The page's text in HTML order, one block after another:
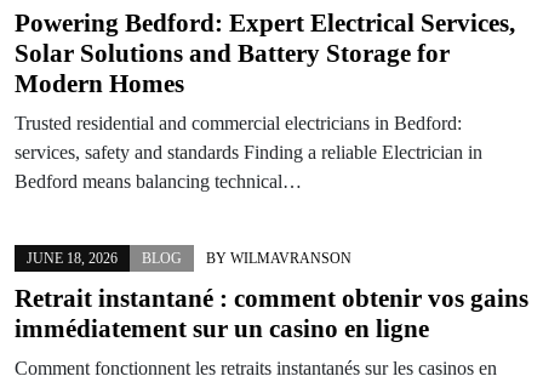
Powering Bedford: Expert Electrical Services,
Solar Solutions and Battery Storage for
Modern Homes
Trusted residential and commercial electricians in Bedford:
services, safety and standards Finding a reliable Electrician in
Bedford means balancing technical…
JUNE 18, 2026 BLOG BY WILMAVRANSON
Retrait instantané : comment obtenir vos gains
immédiatement sur un casino en ligne
Comment fonctionnent les retraits instantanés sur les casinos en